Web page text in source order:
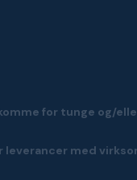
for tunge og/
med